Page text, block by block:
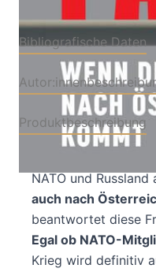
Bibliografische Daten
Produktbeschreibung
NATO und Russland
auch nach
beantwortet diese
Egal ob NATO-
Krieg wird definitiv